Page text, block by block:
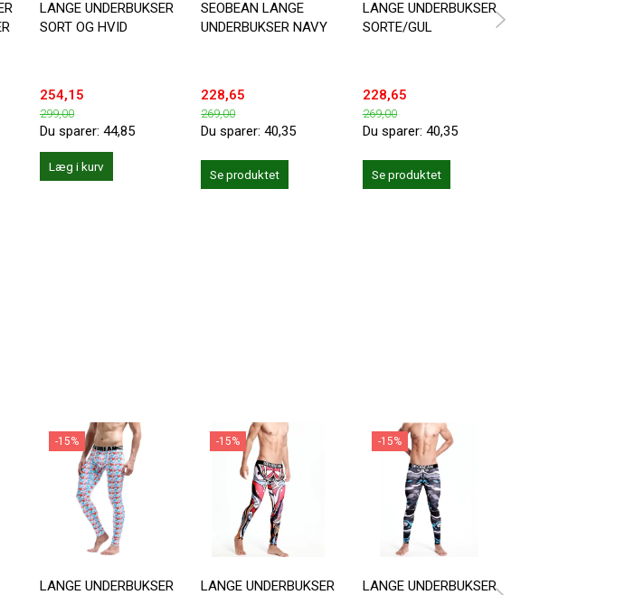
LANGE UNDERBUKSER
SORT OG HVID
254,15
299,00
Du sparer: 44,85
Læg i kurv
SEOBEAN LANGE
UNDERBUKSER NAVY
228,65
269,00
Du sparer:40,35
Se produktet
LANGE UNDERBUKSER
SORTE/GUL
228,65
269,00
Du sparer: 40,35
Se produktet
-15%
LANGE UNDERBUKSER
-15%
LANGE UNDERBUKSER
-15%
LANGE UNDERBUKSER